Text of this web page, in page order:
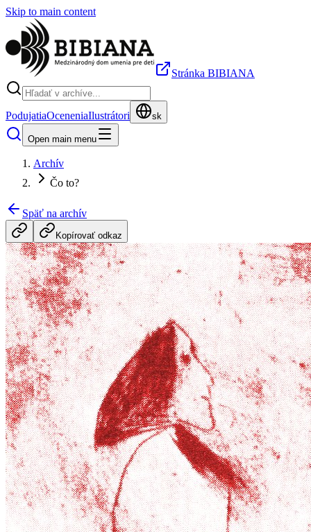
Skip to main content
Stránka BIBIANA
PodujatiaOceneniaIlustrátori sk
Open main menu
Archív
Čo to?
Späť na archív
Kopírovať odkaz